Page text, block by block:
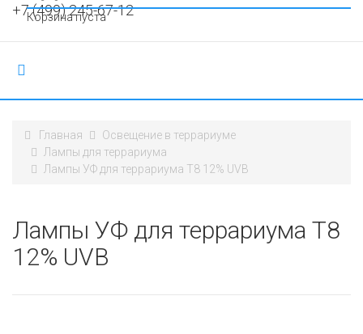
+7 (499) 245-67-12
Корзина пуста
Главная
Освещение в террариуме
Лампы для террариума
Лампы УФ для террариума Т8 12% UVB
Лампы УФ для террариума Т8
12% UVB